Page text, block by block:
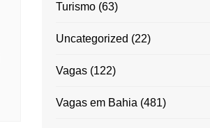
Turismo(63)
Uncategorized (22)
Vagas(122)
Vagas em Bahia (481)